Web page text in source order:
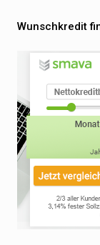
Wunschkredit